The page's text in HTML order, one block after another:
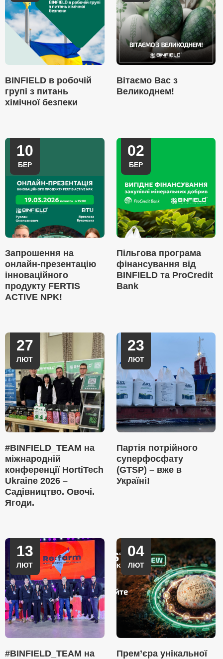
BINFIELD в робочій
групі з питань
хімічної безпеки
Вітаємо Вас з
Великоднем!
10
БЕР
Запрошення на
онлайн-презентацію
інноваційного
продукту FERTIS
ACTIVE NPK!
02
БЕР
Пільгова програма
фінансування від
BINFIELD та ProCredit
Bank
27
ЛЮТ
#BINFIELD_TEAM на
міжнародній
конференції HortiTech
Ukraine 2026 –
Садівництво. Овочі.
Ягоди.
23
ЛЮТ
Партія потрійного
суперфосфату
(GTSP) – вже в
Україні!
13
ЛЮТ
#BINFIELD_TEAM на
04
ЛЮТ
Прем’єра унікальної